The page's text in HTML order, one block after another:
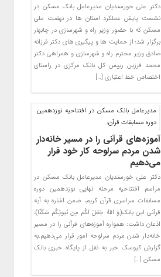
دکتر علی خورسندیان مدیرعامل بانک مسکن در
نشست پایش عملکرد استان ها در نهضت ملی
مسکن که با حضور وزیر راه و شهرسازی در چابهار
برگزار شد؛ از حمایت ها و پیگیری های دکتر فرزانه
صادق وزیر محترم راه و شهرسازی و همراهی دکتر
محمد فرزین رییس کل بانک مرکزی در راستای
اختصاص خط اعتباری […]
مدیرعامل بانک مسکن در افتتاحیه نوزدهمین
دوره مسابقات قرآن:
آموزه‌های قرآنی را در مسیر خانه‌دار
شدن مردم سرلوحه کار خود قرار
می‌دهیم
دکتر علی خورسندیان مدیرعامل بانک مسکن در
مراسم افتتاحیه مرحله نهایی نوزدهمین دوره
مسابقات سراسری قرآن کریم، ضمن اشاره به آیه
قرآنی این بانک(وَ اللهُ جَعَلَ لَکُم مِن بُیوتِکُم سَکَنّا)،
اذعان داشت: همواره آموزه‌های قرآنی را در مسیر
خانه‌دار شدن مردم سرلوحه امور قرار می‌دهیم.به
گزارش کیوسک خبر به نقل از پایگاه خبری بانک
مسکن […]